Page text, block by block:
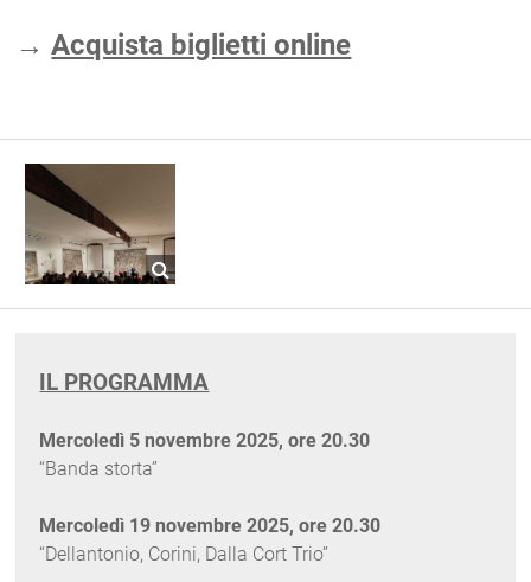
→Acquista biglietti online
IL PROGRAMMA
Mercoledì 5 novembre 2025, ore 20.30
“Banda storta”
Mercoledì 19 novembre 2025, ore 20.30
“Dellantonio, Corini, Dalla Cort Trio”